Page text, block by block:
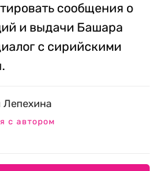
сообщения о
и выдачи Башара
с сирийскими
Лепехина
с автором